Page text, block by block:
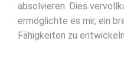
absolvieren. Dies
ermöglichte es mir, ein
Fähigkeiten zu